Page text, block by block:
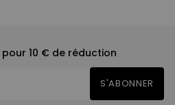
10 € de réduction
S'ABONNER